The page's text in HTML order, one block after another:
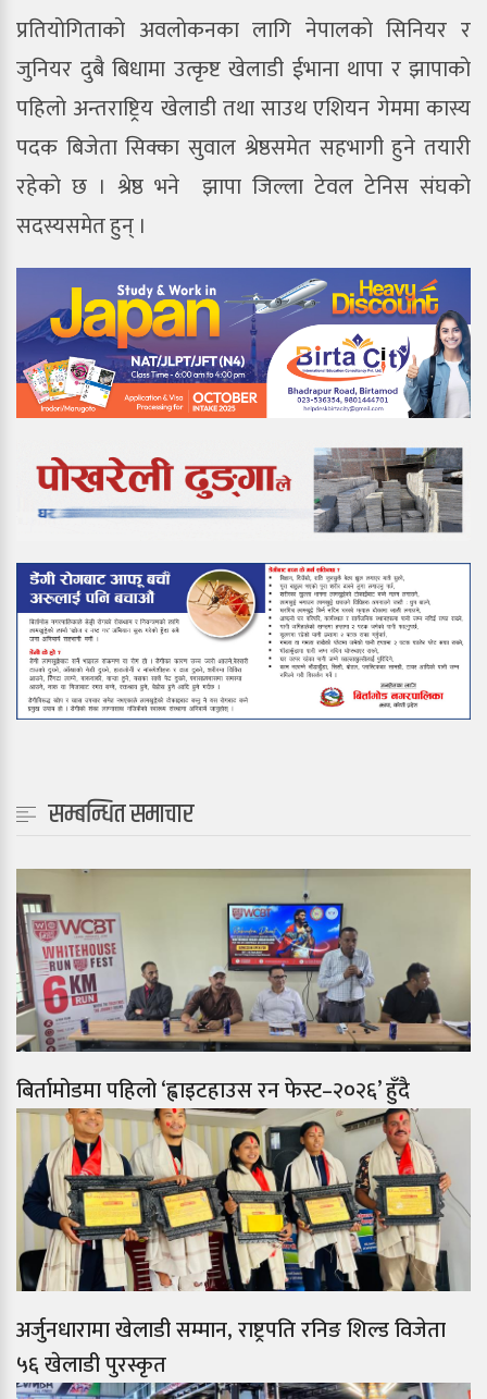
प्रतियाेगिताकाे अवलाेकनका लागि नेपालकाे सिनियर र
जुनियर दुबै बिधामा उत्कृष्ट खेलाडी ईभाना थापा र झापाकाे
पहिलाे अन्तराष्ट्रिय खेलाडी तथा साउथ एशियन गेममा कास्य
पदक बिजेता सिक्का सुवाल श्रेष्ठसमेत सहभागी हुने तयारी
रहेकाे छ । श्रेष्ठ भने झापा जिल्ला टेवल टेनिस संघकाे
सदस्यसमेत हुन् ।
सम्बन्धित समाचार
बिर्तामोडमा पहिलो ‘ह्वाइटहाउस रन फेस्ट–२०२६’ हुँदै
अर्जुनधारामा खेलाडी सम्मान, राष्ट्रपति रनिङ शिल्ड विजेता
५६ खेलाडी पुरस्कृत